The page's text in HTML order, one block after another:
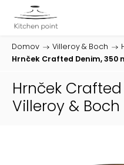
Domov / Villeroy & Boch /
Hrnček Crafted Denim, 350
Hrnček
Villeroy & Boch